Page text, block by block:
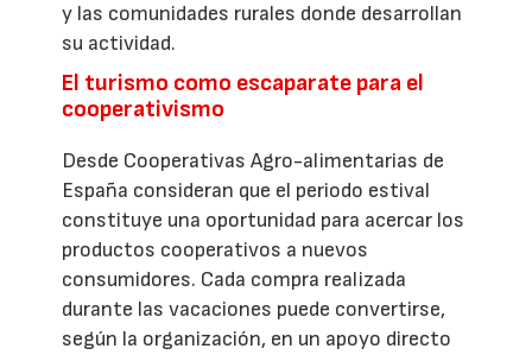
y las comunidades rurales donde desarrollan
su actividad.
El turismo como escaparate para el
cooperativismo
Desde Cooperativas Agro-alimentarias de
España consideran que el periodo estival
constituye una oportunidad para acercar los
productos cooperativos a nuevos
consumidores. Cada compra realizada
durante las vacaciones puede convertirse,
según la organización, en un apoyo directo